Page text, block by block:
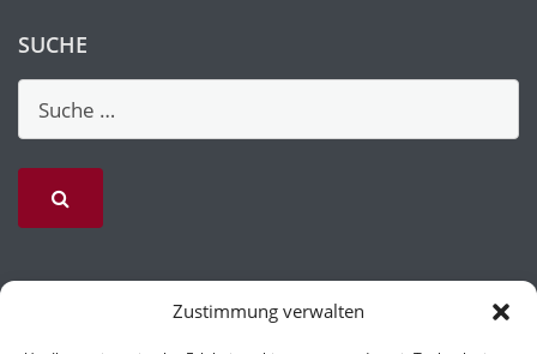
Zustimmung verwalten
SUCHE